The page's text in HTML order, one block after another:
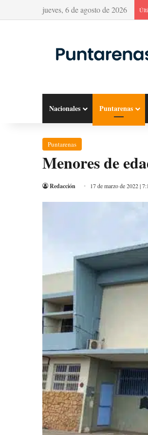
jueves, 6 de agosto de 2026
Nacionales Puntarenas
Puntarenas
Menores de
Redacción 17 de marzo de 2022 |